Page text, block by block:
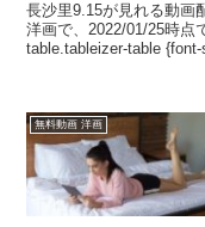
長沙里9.15が見れる動画
洋画で、2022/01/25時点
table.tableizer-table
無料動画 洋画